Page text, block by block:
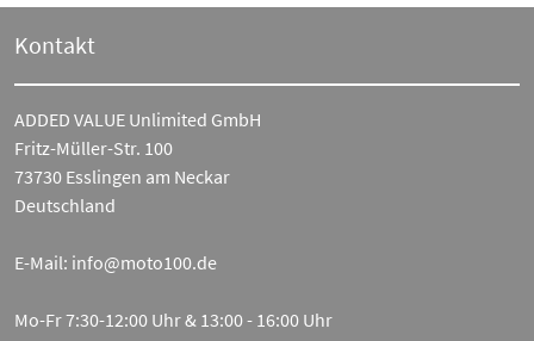
Kontakt
ADDED VALUE Unlimited GmbH
Fritz-Müller-Str. 100
73730 Esslingen am Neckar
Deutschland
E-Mail: info@moto100.de
Mo-Fr 7:30-12:00 Uhr & 13:00 - 16:00 Uhr